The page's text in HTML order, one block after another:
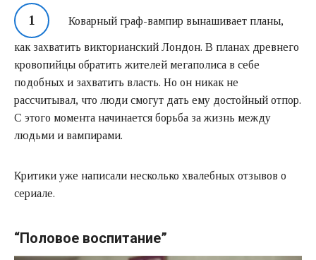
Коварный граф-вампир вынашивает планы,
как захватить викторианский Лондон. В планах древнего
кровопийцы обратить жителей мегаполиса в себе
подобных и захватить власть. Но он никак не
рассчитывал, что люди смогут дать ему достойный отпор.
С этого момента начинается борьба за жизнь между
людьми и вампирами.
Критики уже написали несколько хвалебных отзывов о
сериале.
“Половое воспитание”